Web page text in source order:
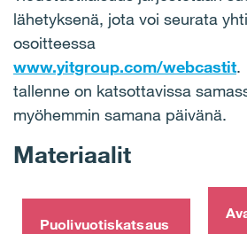
lähetyksenä, jota voi seurata
osoitteessa
www.yitgroup.com/webcastit.
tallenne on katsottavissa
myöhemmin samana päivänä.
Materiaalit
Puolivuotiskatsaus